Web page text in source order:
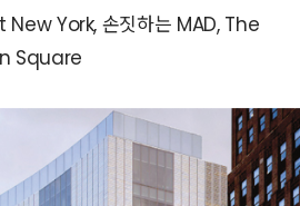
York, 손짓하는 MAD, The
Square